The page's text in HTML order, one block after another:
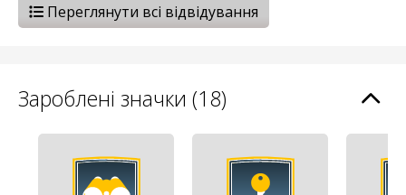
Переглянути всі відвідування
Зароблені значки (18)